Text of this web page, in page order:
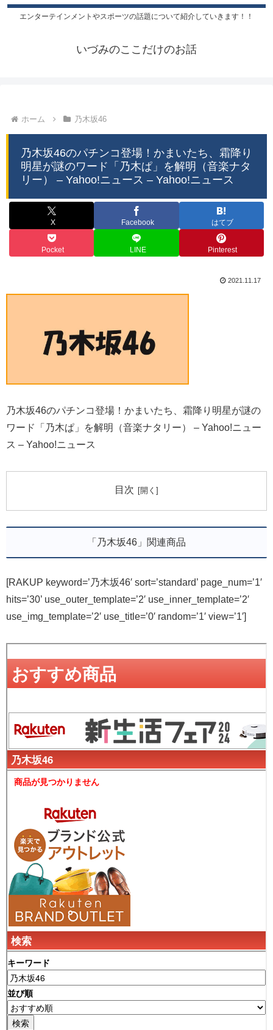
エンターテインメントやスポーツの話題について紹介していきます！！
いづみのここだけのお話
ホーム 乃木坂46
乃木坂46のパチンコ登場！かまいたち、霜降り
明星が謎のワード「乃木ぱ」を解明（音楽ナタ
リー） – Yahoo!ニュース – Yahoo!ニュース
X Facebook はてブ
Pocket LINE Pinterest
2021.11.17
乃木坂46のパチンコ登場！かまいたち、霜降り明星が謎の
ワード「乃木ぱ」を解明（音楽ナタリー） – Yahoo!ニュー
ス – Yahoo!ニュース
目次
「乃木坂46」関連商品
[RAKUP keyword=’乃木坂46′ sort=’standard’ page_num=’1′
hits=’30’ use_outer_template=’2′ use_inner_template=’2′
use_img_template=’2′ use_title=’0′ random=’1′ view=’1′]